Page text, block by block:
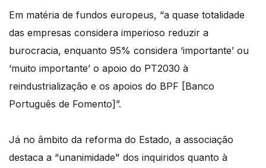
Em matéria de fundos europeus, “a quase totalidade
das empresas considera imperioso reduzir a
burocracia, enquanto 95% considera ‘importante’ ou
‘muito importante’ o apoio do PT2030 à
reindustrialização e os apoios do BPF [Banco
Português de Fomento]”.
Já no âmbito da reforma do Estado, a associação
destaca a “unanimidade" dos inquiridos quanto à